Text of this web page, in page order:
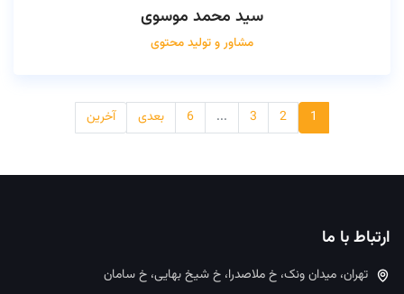
سید محمد موسوی
مشاور و تولید محتوی
1
2
3
...
6 بعدی آخرین
ارتباط با ما
تهران، میدان ونک، خ ملاصدرا، خ شیخ بهایی، خ سامان